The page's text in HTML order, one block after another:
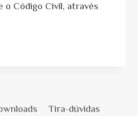
o Código Civil, através
Tira-dúvidas